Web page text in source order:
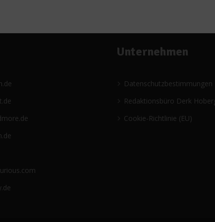
Unternehmen
Datenschutzbestimmungen
Redaktionsbüro Derk
Cookie-Richtlinie (EU)